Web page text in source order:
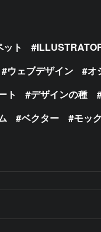
ト
ウェブデザイン オ
ト デザインの種
ベクター モッ